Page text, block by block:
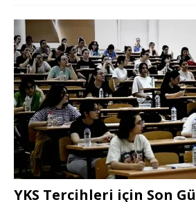
YKS Tercihleri için Son